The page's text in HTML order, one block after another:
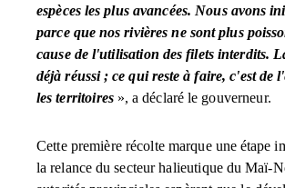
espèces les plus avancées. Nous avons
parce que nos rivières ne sont plus
cause de l'utilisation des filets interdits.
déjà réussi ; ce qui reste à faire, c'est de
les territoires », a déclaré le gouverneur.
Cette première récolte marque une étape
la relance du secteur halieutique du Maï-